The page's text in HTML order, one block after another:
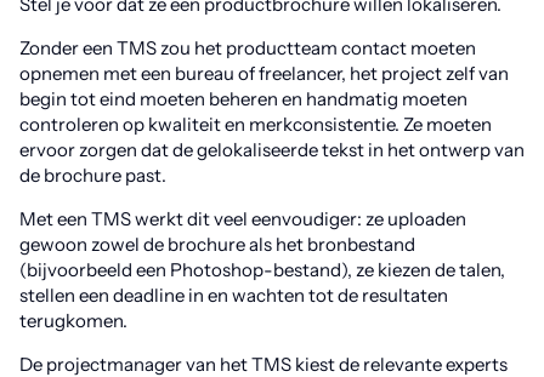
Zonder een TMS zou het productteam contact moeten
opnemen met een bureau of freelancer, het project zelf van
begin tot eind moeten beheren en handmatig moeten
controleren op kwaliteit en merkconsistentie. Ze moeten
ervoor zorgen dat de gelokaliseerde tekst in het ontwerp van
de brochure past.
Met een TMS werkt dit veel eenvoudiger: ze uploaden
gewoon zowel de brochure als het bronbestand
(bijvoorbeeld een Photoshop-bestand), ze kiezen de talen,
stellen een deadline in en wachten tot de resultaten
terugkomen.
De projectmanager van het TMS kiest de relevante experts